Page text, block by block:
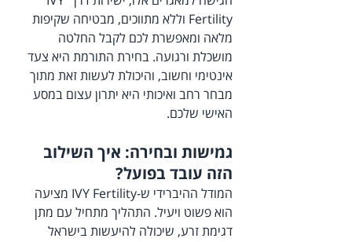
Fertility וללא מתווכים, מבטיחה שקיפות
מלאה ומאפשרת לכם לקבל החלטה
מושכלת ורגועה. בחירת התורמת היא צעד
אינטימי וחשוב, והיכולת לעשות זאת מתוך
מבחר רחב ואיכותי היא יתרון עצום במסע
האישי שלכם.
גמישות ובחירה: איך השילוב
הזה עובד בפועל?
המודל ההיברידי ש-IVY Fertility מציעה
הוא פשוט ויעיל. התהליך מתחיל עם מתן
דגימת זרע, שיכולה להיעשות בישראל